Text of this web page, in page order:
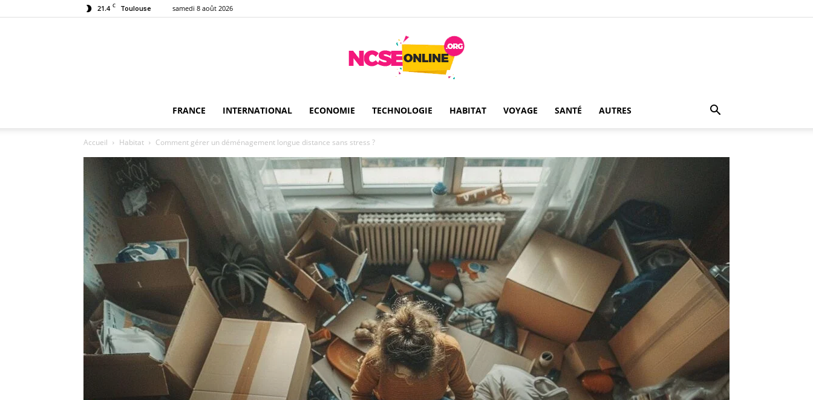
21.4 C Toulouse samedi 8 août 2026
FRANCE INTERNATIONAL ECONOMIE TECHNOLOGIE HABITAT VOYAGE SANTÉ AUTRES
Accueil Habitat Comment gérer un déménagement longue distance sans stress ?